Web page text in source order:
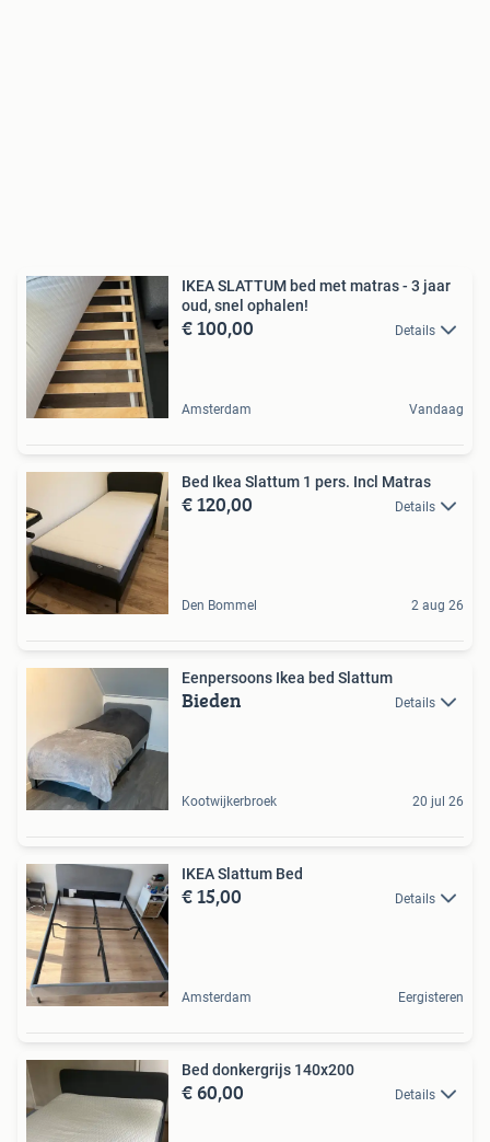
IKEA SLATTUM bed met matras - 3 jaar
oud, snel ophalen!
€ 100,00 Details
Amsterdam Vandaag
Bed Ikea Slattum 1 pers. Incl Matras
€ 120,00 Details
Den Bommel 2 aug 26
Eenpersoons Ikea bed Slattum
Bieden Details
Kootwijkerbroek 20 jul 26
IKEA Slattum Bed
€ 15,00 Details
Amsterdam Eergisteren
Bed donkergrijs 140x200
€ 60,00 Details